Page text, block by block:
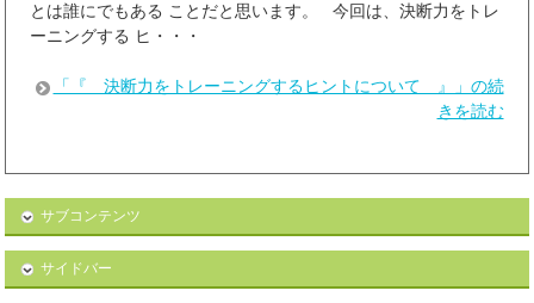
とは誰にでもある ことだと思います。 今回は、決断力をトレ
ーニングする ヒ・・・
「『 決断力をトレーニングするヒントについて 』」の続
きを読む
サブコンテンツ
サイドバー